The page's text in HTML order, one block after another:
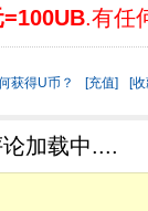
=100UB.有任
获得U币？ [充值] [
加载中....